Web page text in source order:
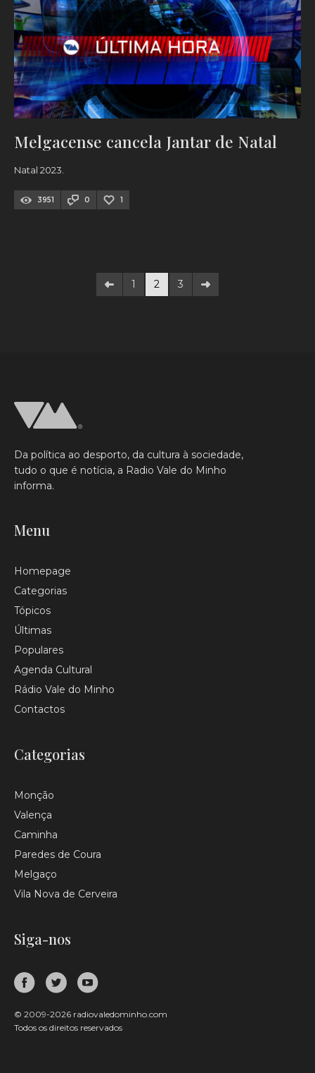
Melgacense cancela Jantar de Natal
Natal 2023.
3951 0 1
1 2 3
Da política ao desporto, da cultura à sociedade,
tudo o que é notícia, a Radio Vale do Minho
informa.
Menu
Homepage
Categorias
Tópicos
Últimas
Populares
Agenda Cultural
Rádio Vale do Minho
Contactos
Categorias
Monção
Valença
Caminha
Paredes de Coura
Melgaço
Vila Nova de Cerveira
Siga-nos
© 2009-2026 radiovaledominho.com
Todos os direitos reservados